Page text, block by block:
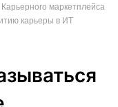
маркетплейса
карьеры в ИТ